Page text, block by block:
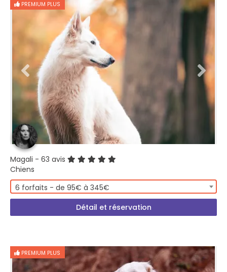
PREMIUM PLUS
Magali - 63 avis
Chiens
6 forfaits - de 95€ à 345€
Détail et réservation
PREMIUM PLUS